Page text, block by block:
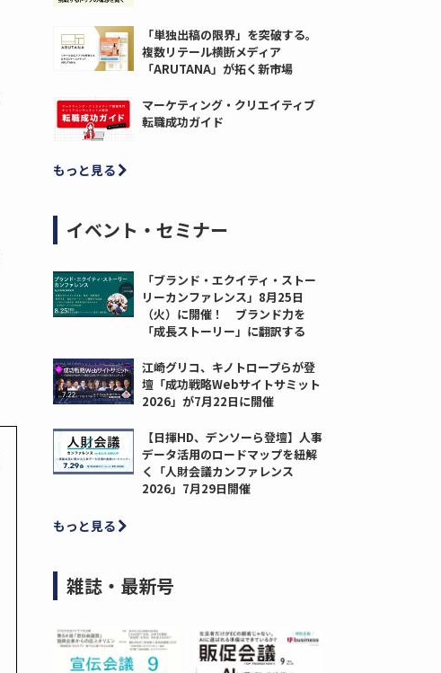
「単独出稿の限界」を突破する。
複数リテール横断メディア
「ARUTANA」が拓く新市場
マーケティング・クリエイティブ
転職成功ガイド
もっと見る
イベント・セミナー
「ブランド・エクイティ・ストー
リーカンファレンス」8月25日
（火）に開催！ ブランド力を
「成長ストーリー」に翻訳する
江崎グリコ、キノトロープらが登
壇「成功戦略Webサイトサミット
2026」が7月22日に開催
【日揮HD、デンソーら登壇】人事
データ活用のロードマップを紐解
く「人財会議カンファレンス
2026」7月29日開催
もっと見る
雑誌・最新号